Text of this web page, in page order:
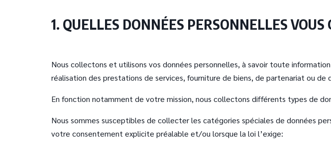
1. QUELLES DONNÉES PERSONNELLES
Nous collectons et utilisons vos données personnelles, à savoir toute
réalisation des prestations de services, fourniture de biens, de partenariat ou
En fonction notamment de votre mission, nous collectons différents types de
Nous sommes susceptibles de collecter les catégories spéciales de données
votre consentement explicite préalable et/ou lorsque la loi l’exige: